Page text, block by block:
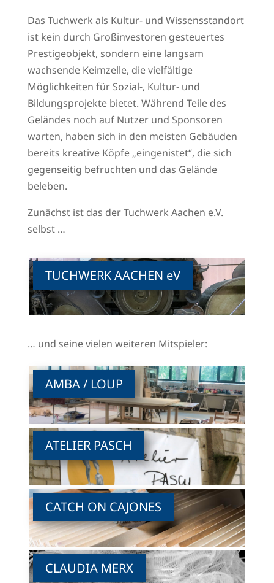
Das Tuchwerk als Kultur- und Wissensstandort
ist kein durch Großinvestoren gesteuertes
Prestigeobjekt, sondern eine langsam
wachsende Keimzelle, die vielfältige
Möglichkeiten für Sozial-, Kultur- und
Bildungsprojekte bietet. Während Teile des
Geländes noch auf Nutzer und Sponsoren
warten, haben sich in den meisten Gebäuden
bereits kreative Köpfe „eingenistet“, die sich
gegenseitig befruchten und das Gelände
beleben.
Zunächst ist das der Tuchwerk Aachen e.V.
selbst …
TUCHWERK AACHEN eV
… und seine vielen weiteren Mitspieler:
AMBA / LOUP
ATELIER PASCH
CATCH ON CAJONES
CLAUDIA MERX